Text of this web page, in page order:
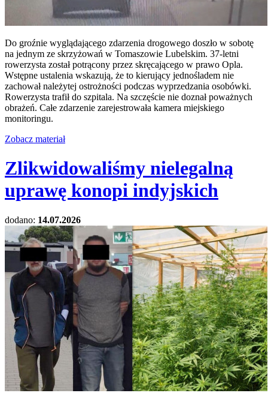
Do groźnie wyglądającego zdarzenia drogowego doszło w sobotę
na jednym ze skrzyżowań w Tomaszowie Lubelskim. 37-letni
rowerzysta został potrącony przez skręcającego w prawo Opla.
Wstępne ustalenia wskazują, że to kierujący jednośladem nie
zachował należytej ostrożności podczas wyprzedzania osobówki.
Rowerzysta trafił do szpitala. Na szczęście nie doznał poważnych
obrażeń. Całe zdarzenie zarejestrowała kamera miejskiego
monitoringu.
Zobacz materiał
Zlikwidowaliśmy nielegalną
uprawę konopi indyjskich
dodano: 14.07.2026